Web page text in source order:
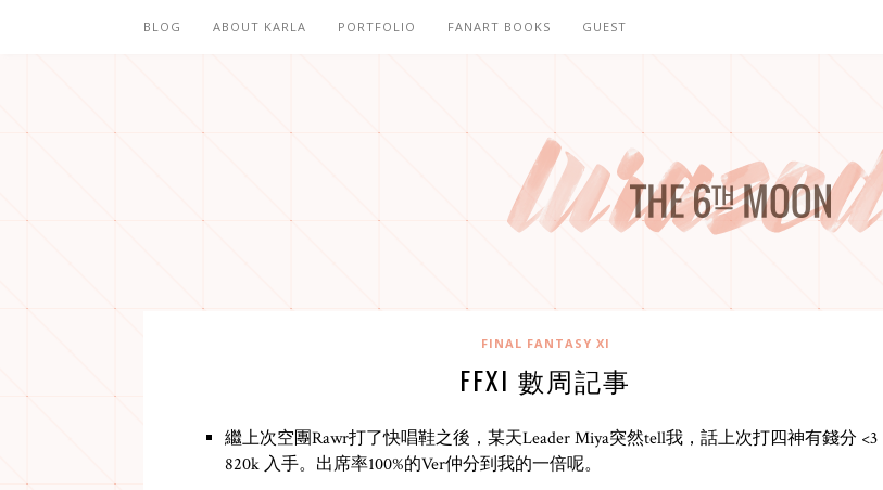
BLOG ABOUT KARLA PORTFOLIO FANART BOOKS GUEST
FINAL FANTASY XI
FFXI 數周記事
繼上次空團Rawr打了快唱鞋之後，某天Leader Miya突然tell我，話上次打四神有錢分 <3
820k 入手。出席率100%的Ver仲分到我的一倍呢。